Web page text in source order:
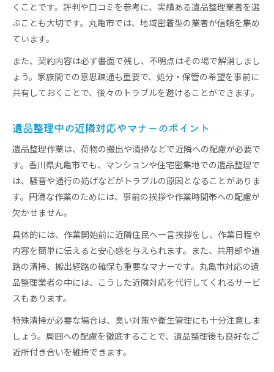
くことです。評判や口コミを参考に、実績ある遺品整理業者を選
ぶことも大切です。丸亀市では、地域密着型の業者が信頼を集め
ています。
また、契約内容は必ず書面で残し、不明点はその場で解消しまし
ょう。家族間での意思疎通も重要で、処分・保管の希望を事前に
共有しておくことで、後々のトラブルを避けることができます。
遺品整理中の近隣対応やマナーのポイント
遺品整理作業は、荷物の搬出や清掃などで近隣への配慮が必要で
す。香川県丸亀市でも、マンションや住宅密集地での遺品整理で
は、騒音や通行の妨げなどがトラブルの原因となることがありま
す。円滑な作業のためには、事前の挨拶や作業時間帯への配慮が
欠かせません。
具体的には、作業開始前に近隣住民へ一言挨拶をし、作業日程や
内容を簡単に伝えると安心感を与えられます。また、共用部や道
路の清掃、搬出経路の確保も重要なマナーです。丸亀市対応の遺
品整理業者の中には、こうした近隣対応を代行してくれるサービ
スもあります。
特殊清掃が必要な場合は、臭い対策や衛生管理にも十分注意しま
しょう。周囲への配慮を徹底することで、遺品整理後も良好なご
近所付き合いを維持できます。